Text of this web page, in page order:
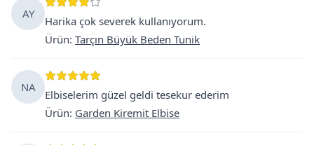
AY
Harika çok severek kullanıyorum.
Ürün: Tarçın Büyük Beden Tunik
NA
Elbiselerim güzel geldi tesekur ederim
Ürün: Garden Kiremit Elbise